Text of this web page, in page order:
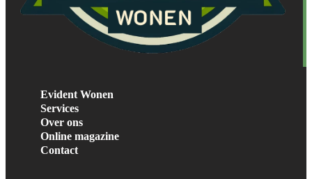
Evident Wonen
Services
Over ons
Online magazine
Contact